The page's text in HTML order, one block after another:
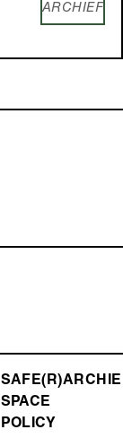
ARCHIEF
SAFE(R)
SPACE
POLICY